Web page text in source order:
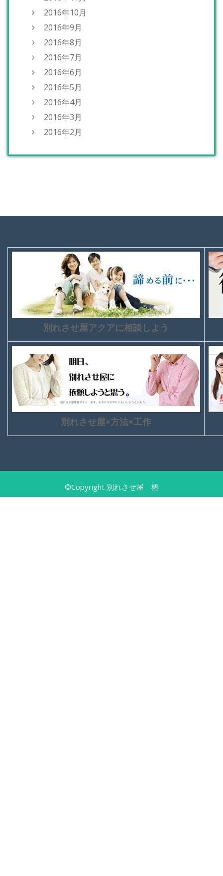
2016年10月
2016年9月
2016年8月
2016年7月
2016年6月
2016年5月
2016年4月
2016年3月
2016年2月
別れさせ屋アクアに相談しよう
別れさせ屋×方法×工作
©Copyright 別れさせ屋 椿